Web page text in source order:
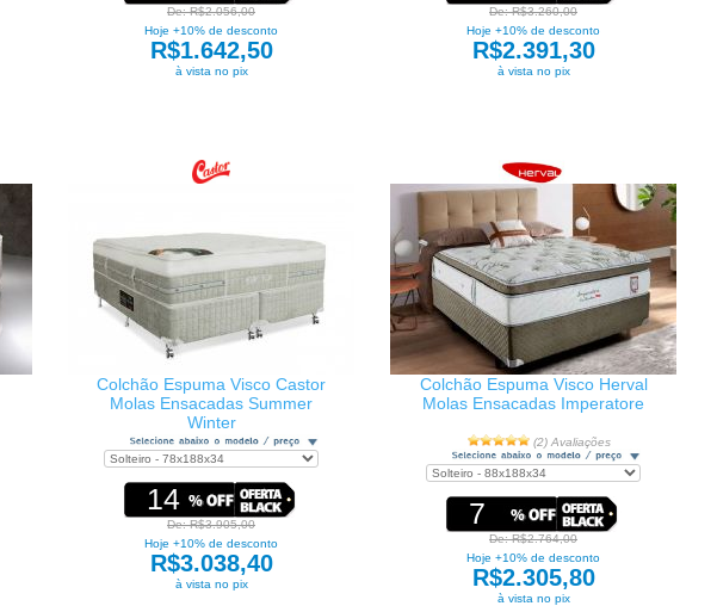
De: R$2.056,00
Hoje +10% de desconto
R$1.642,50
à vista no pix
De: R$3.260,00
Hoje +10% de desconto
R$2.391,30
à vista no pix
Colchão Espuma Visco Castor
Molas Ensacadas Summer
Winter
14
De: R$3.905,00
Hoje +10% de desconto
R$3.038,40
à vista no pix
Colchão Espuma Visco Herval
Molas Ensacadas Imperatore
(2) Avaliações
7
De: R$2.764,00
Hoje +10% de desconto
R$2.305,80
à vista no pix